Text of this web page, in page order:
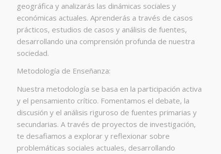
geográfica y analizarás las dinámicas sociales y
económicas actuales. Aprenderás a través de casos
prácticos, estudios de casos y análisis de fuentes,
desarrollando una comprensión profunda de nuestra
sociedad.
Metodología de Enseñanza:
Nuestra metodología se basa en la participación activa
y el pensamiento crítico. Fomentamos el debate, la
discusión y el análisis riguroso de fuentes primarias y
secundarias. A través de proyectos de investigación,
te desafiamos a explorar y reflexionar sobre
problemáticas sociales actuales, desarrollando